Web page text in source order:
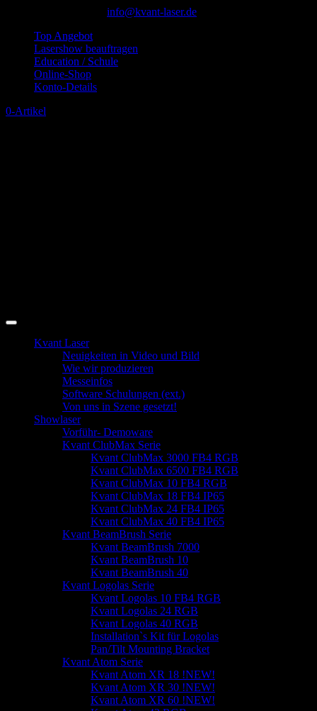
info@kvant-laser.de
Top Angebot
Lasershow beauftragen
Education / Schule
Online-Shop
Konto-Details
0-Artikel
Kvant Laser
Neuigkeiten in Video und Bild
Wie wir produzieren
Messeinfos
Software Schulungen (ext.)
Von uns in Szene gesetzt!
Showlaser
Vorführ- Demoware
Kvant ClubMax Serie
Kvant ClubMax 3000 FB4 RGB
Kvant ClubMax 6500 FB4 RGB
Kvant ClubMax 10 FB4 RGB
Kvant ClubMax 18 FB4 IP65
Kvant ClubMax 24 FB4 IP65
Kvant ClubMax 40 FB4 IP65
Kvant BeamBrush Serie
Kvant BeamBrush 7000
Kvant BeamBrush 10
Kvant BeamBrush 40
Kvant Logolas Serie
Kvant Logolas 10 FB4 RGB
Kvant Logolas 24 RGB
Kvant Logolas 40 RGB
Installation`s Kit für Logolas
Pan/Tilt Mounting Bracket
Kvant Atom Serie
Kvant Atom XR 18 !NEW!
Kvant Atom XR 30 !NEW!
Kvant Atom XR 60 !NEW!